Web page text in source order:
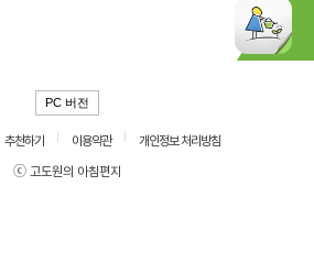
PC 버전
추천하기 이용약관
개인정보 처리방침
ⓒ 고도원의 아침편지